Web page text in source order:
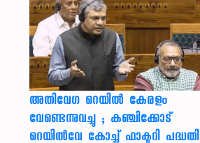
അതിവേഗ റെയിൽ കേരളം
വേണ്ടെന്നുവച്ചു ; കഞ്ചിക്കോട്
റെയിൽവേ കോച്ച് ഫാക്ടറി പദ്ധതി